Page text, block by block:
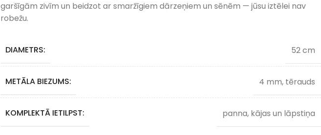
garšīgām zivīm un beidzot ar smaržīgiem dārzeņiem un sēnēm — jūsu iztēlei nav
robežu.
DIAMETRS: 52 cm
METĀLA BIEZUMS: 4 mm, tērauds
KOMPLEKTĀ IETILPST: panna, kājas un lāpstiņa